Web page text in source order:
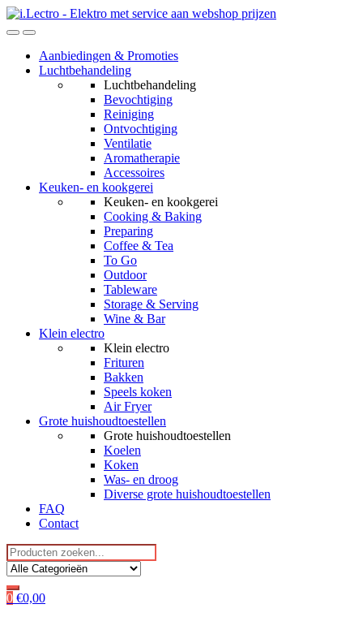
Skip
to
Skip
to
Aanbiedingen & Promoties
Luchtbehandeling
Luchtbehandeling
Bevochtiging
Reiniging
Ontvochtiging
Ventilatie
Aromatherapie
Accessoires
Keuken- en kookgerei
Keuken- en kookgerei
Cooking & Baking
Preparing
Coffee & Tea
To Go
Outdoor
Tableware
Storage & Serving
Wine & Bar
Klein electro
Klein electro
Frituren
Bakken
Speels koken
Air Fryer
Grote huishoudtoestellen
Grote huishoudtoestellen
Koelen
Koken
Was- en droog
Diverse grote huishoudtoestellen
FAQ
Contact
Search
for:
0 €0,00